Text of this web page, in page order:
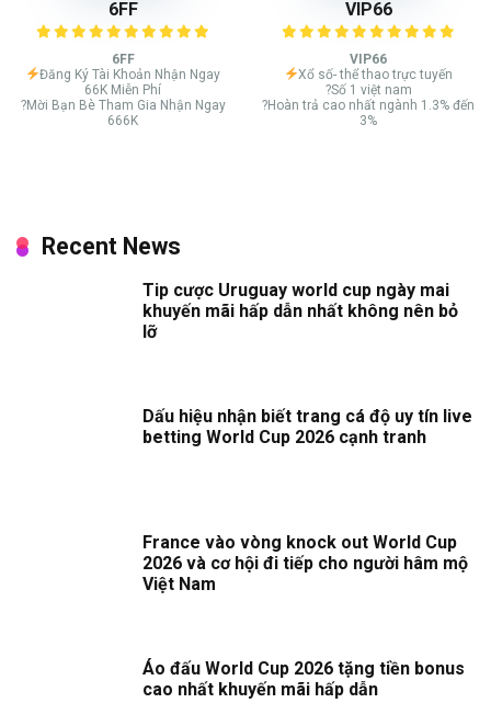
6FF
6FF
Đăng Ký Tài Khoản Nhận Ngay
66K Miễn Phí
?Mời Bạn Bè Tham Gia Nhận Ngay
666K
VIP66
VIP66
Xổ số- thể thao trực tuyến
?Số 1 việt nam
?Hoàn trả cao nhất ngành 1.3% đến
3%
Recent News
Tip cược Uruguay world cup ngày mai
khuyến mãi hấp dẫn nhất không nên bỏ
lỡ
Dấu hiệu nhận biết trang cá độ uy tín live
betting World Cup 2026 cạnh tranh
France vào vòng knock out World Cup
2026 và cơ hội đi tiếp cho người hâm mộ
Việt Nam
Áo đấu World Cup 2026 tặng tiền bonus
cao nhất khuyến mãi hấp dẫn